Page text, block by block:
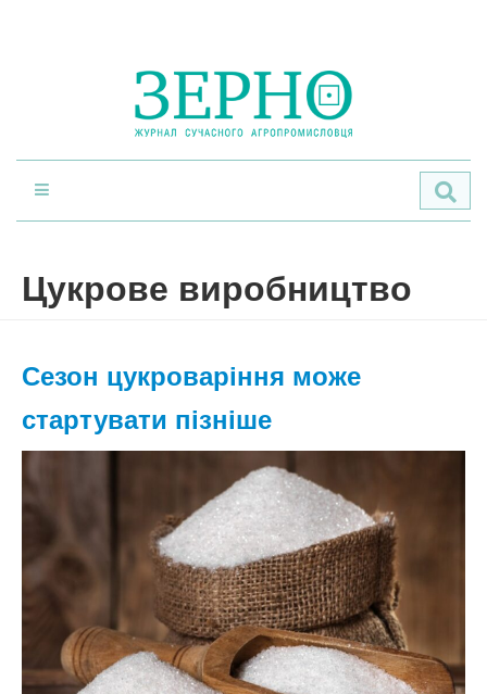
Цукрове виробництво
Сезон цукроваріння може
стартувати пізніше